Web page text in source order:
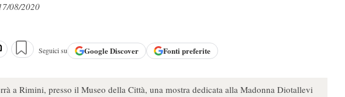
08/2020
Seguici su GoogleDiscover Fonti preferite
a Rimini, presso il Museo della Città, una mostra dedicata alla Madonna Diotallevi